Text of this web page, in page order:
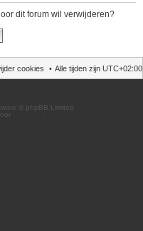
dit forum wil verwijderen?
Alle tijden zijn UTC+02:00
cookies
© phpBB Limited